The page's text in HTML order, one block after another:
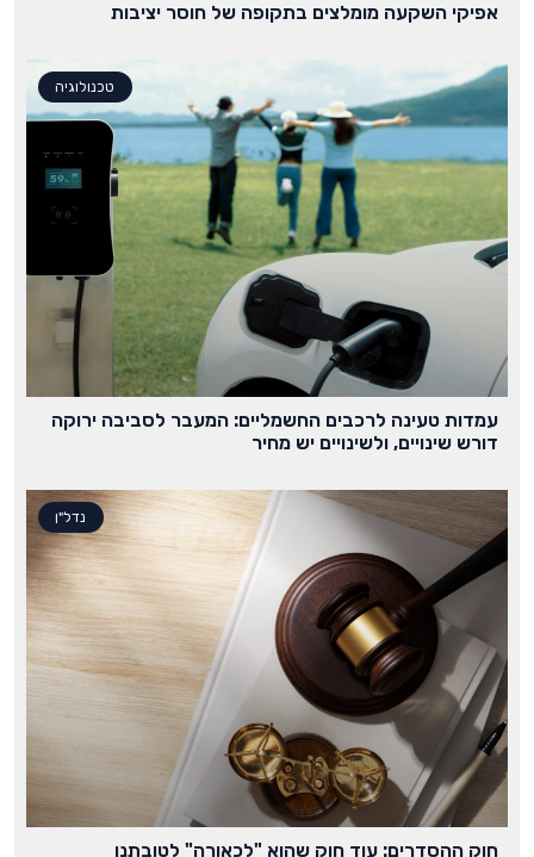
אפיקי השקעה מומלצים בתקופה של חוסר יציבות
טכנולוגיה
עמדות טעינה לרכבים החשמליים: המעבר לסביבה ירוקה
דורש שינויים, ולשינויים יש מחיר
נדל"ן
חוק ההסדרים: עוד חוק שהוא "לכאורה" לטובתנו